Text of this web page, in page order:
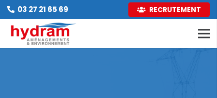
03 27 21 65 69 RECRUTEMENT